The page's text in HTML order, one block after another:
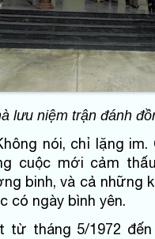
lưu niệm trận đánh
nói, chỉ lặng im.
cuộc mới cảm
binh, và cả những
có ngày bình yên.
từ tháng 5/1972